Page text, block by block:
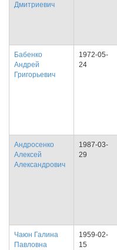
Дмитриевич
Бабенко
Андрей
Григорьевич
1972-05-
24
Андросенко
Алексей
Александрович
1987-03-
29
Чаюн Галина
Павловна
1959-02-
15